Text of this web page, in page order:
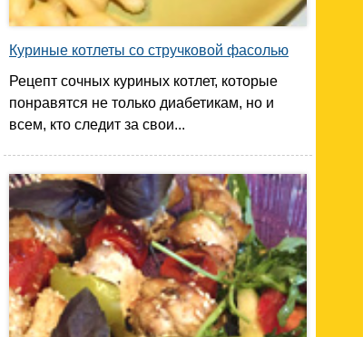
Куриные котлеты со стручковой фасолью
Рецепт сочных куриных котлет, которые
понравятся не только диабетикам, но и
всем, кто следит за свои...